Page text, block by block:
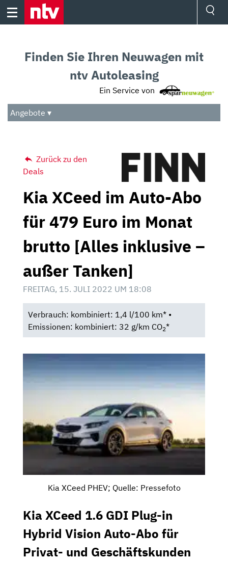
Skip
Audio
Das Beste
Finden Sie Ihren Neuwagen mit
ntv Autoleasing
Ein Service von
Angebote ▾
Zurück zu den
Deals
Kia XCeed im Auto-Abo
für 479 Euro im Monat
brutto [Alles inklusive –
außer Tanken]
FREITAG, 15. JULI 2022 UM 18:08
Verbrauch: kombiniert: 1,4 l/100 km* •
Emissionen: kombiniert: 32 g/km CO2*
Kia XCeed PHEV; Quelle: Pressefoto
Kia XCeed 1.6 GDI Plug-in
Hybrid Vision Auto-Abo für
Privat- und Geschäftskunden